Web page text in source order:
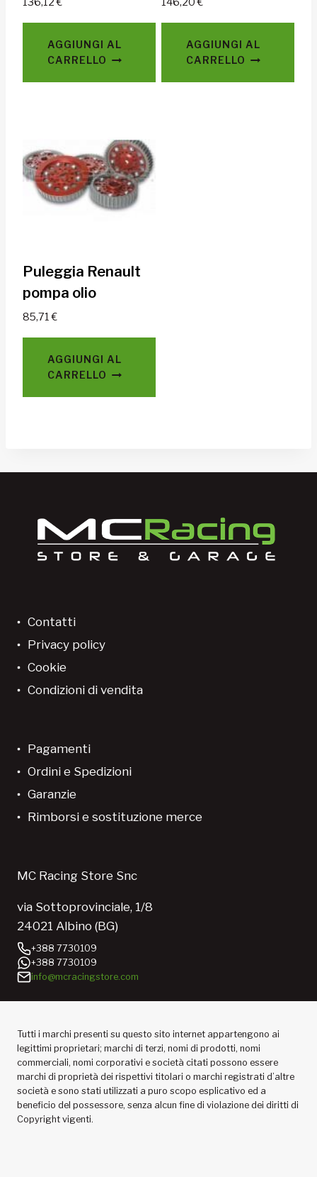
AGGIUNGI AL
CARRELLO
AGGIUNGI AL
CARRELLO
Puleggia Renault
pompa olio
85,71€
AGGIUNGI AL
CARRELLO
Contatti
Privacy policy
Cookie
Condizioni di vendita
Pagamenti
Ordini e Spedizioni
Garanzie
Rimborsi e sostituzione merce
MC Racing Store Snc
via Sottoprovinciale, 1/8
24021 Albino (BG)
+388 7730109
+388 7730109
info@mcracingstore.com
Tutti i marchi presenti su questo sito internet appartengono ai
legittimi proprietari; marchi di terzi, nomi di prodotti, nomi
commerciali, nomi corporativi e società citati possono essere
marchi di proprietà dei rispettivi titolari o marchi registrati d’altre
società e sono stati utilizzati a puro scopo esplicativo ed a
beneficio del possessore, senza alcun fine di violazione dei diritti di
Copyright vigenti.